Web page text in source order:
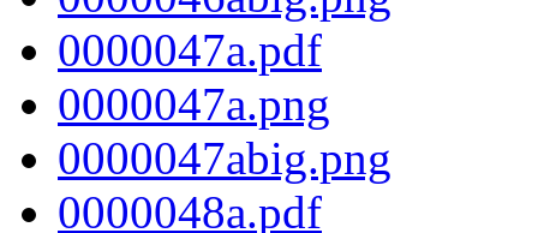
0000047a.pdf
0000047a.png
0000047abig.png
0000048a.pdf